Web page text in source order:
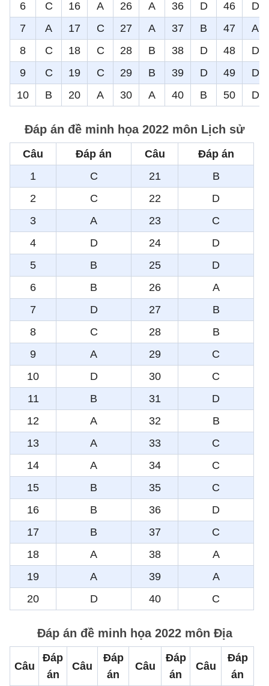
6 C 16 A 26 A 36 D 46
D
7
A 17 C 27 A 37 B 47
A
8
C 18 C 28 B 38 D 48
D
9
C 19 C 29 B 39 D 49
D
10
B 20 A 30 A 40 B 50 D
Đáp án đề minh họa 2022 môn Lịch sử
Câu Đáp án Câu
Đáp án
1
C 21
B
2
C 22
D
3
A 23
C
4
D 24
D
5
B 25
D
6
B 26
A
7
D 27
B
8
C 28
B
9
A 29
C
10
D 30
C
11
B 31
D
12
A 32
B
13
A 33
C
14
A 34
C
15
B 35
C
16
B 36
D
17
B 37
C
18
A 38
A
19
A 39
A
20
D 40 C
Đáp án đề minh họa 2022 môn Địa
Câu
Đáp
án
Câu
Đáp
án
Câu
Đáp
án
Câu
Đáp
án